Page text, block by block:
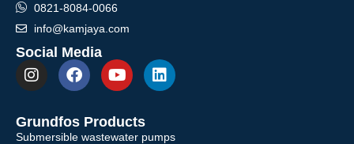
0821-8084-0066
info@kamjaya.com
Social Media
Grundfos Products
Submersible wastewater pumps